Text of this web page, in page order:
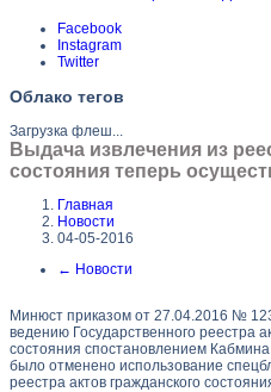
Facebook
Instagram
Twitter
Облако тегов
Загрузка флеш...
Выдача извлечения из
состояния теперь
Главная
Новости
04-05-2016
← Новости
Минюст приказом от 27.04.2016 №
ведению Государственного реестра
состояния спостановлением
было отменено использование
реестра актов гражданского